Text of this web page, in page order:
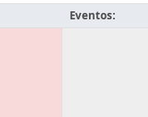
Eventos: